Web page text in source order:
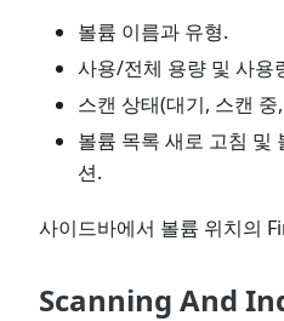
볼륨 이름과 유형.
사용/전체 용량 및 사용
스캔 상태(대기, 스캔
볼륨 목록 새로 고침 및
션.
사이드바에서 볼륨 위치의
Scanning And